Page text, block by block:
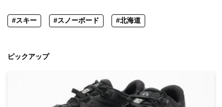
#スキー #スノーボード #北海道
ピックアップ